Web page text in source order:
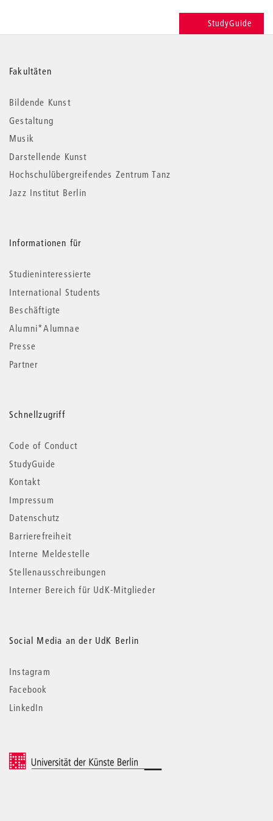
StudyGuide
Weitere
Informationen
Fakultäten
Bildende Kunst
Gestaltung
Musik
Darstellende Kunst
Hochschulübergreifendes Zentrum Tanz
Jazz Institut Berlin
Informationen für
Studieninteressierte
International Students
Beschäftigte
Alumni*Alumnae
Presse
Partner
Schnellzugriff
Code of Conduct
StudyGuide
Kontakt
Impressum
Datenschutz
Barrierefreiheit
Interne Meldestelle
Stellenausschreibungen
Interner Bereich für UdK-Mitglieder
Social Media an der UdK Berlin
Instagram
Facebook
LinkedIn
© 2026 Universität der Künste Berlin